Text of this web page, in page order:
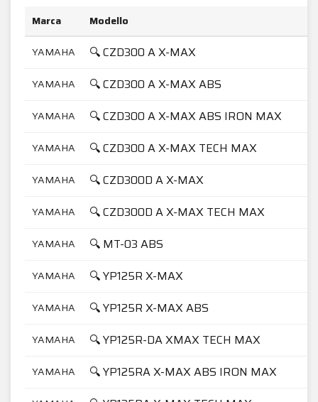
Marca
Modello
YAMAHA
🔍 CZD300 A X-MAX
YAMAHA 🔍 CZD300 A X-MAX ABS
YAMAHA 🔍 CZD300 A X-MAX ABS IRON MAX
YAMAHA 🔍 CZD300 A X-MAX TECH MAX
YAMAHA 🔍 CZD300D A X-MAX
YAMAHA 🔍 CZD300D A X-MAX TECH MAX
YAMAHA 🔍 MT-03 ABS
YAMAHA 🔍 YP125R X-MAX
YAMAHA 🔍 YP125R X-MAX ABS
YAMAHA 🔍 YP125R-DA XMAX TECH MAX
YAMAHA 🔍 YP125RA X-MAX ABS IRON MAX